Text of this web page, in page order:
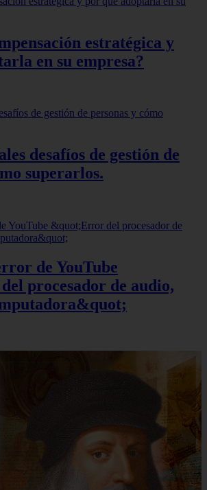
estratégica y
en su empresa?
desafíos de gestión de
superarlos.
de YouTube
procesador de audio,